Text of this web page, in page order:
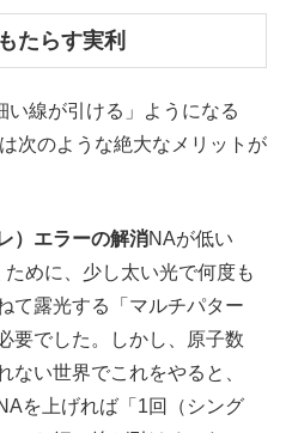
たらす実利
線が引ける」ようになる
次のような絶大なメリットが
）エラーの解消NAが低い
めに、少し太い光で何度も
て露光する「マルチパター
要でした。しかし、原子数
ない世界でこれをやると、
を上げれば「1回（シング